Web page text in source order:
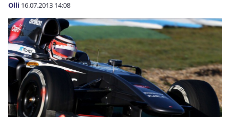
Olli 16.07.2013 14:08